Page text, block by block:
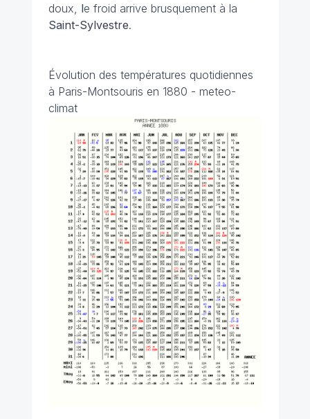
doux, le froid arrive brusquement à la
Saint-Sylvestre.
Évolution des températures quotidiennes
à Paris-Montsouris en 1880 - meteo-
climat